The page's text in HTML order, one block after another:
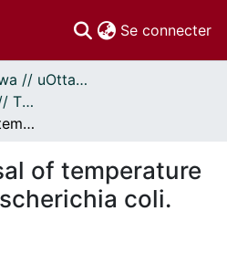
Se connecter
Thèses uOttawa // uOttawa Theses
Thèses, 1910 - 2010 // Theses, 1910 - 2010
Osmotic reversal of temperature sensitivity in Escherichia coli.
of temperature
coli.